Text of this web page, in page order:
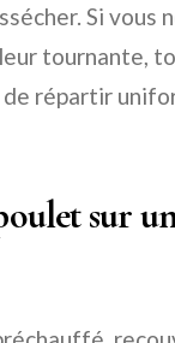
Si vous
tournante,
répartir
sur